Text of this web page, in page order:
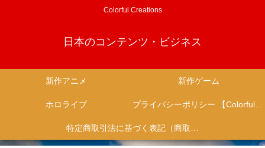
Colorful Creations
日本のコンテンツ・ビジネス
新作アニメ 新作ゲーム
ホロライブ プライバシーポリシー 【Colorful Creation】
特定商取引法に基づく表記（商取引に関する開示）